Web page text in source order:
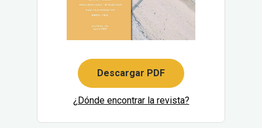
Descargar PDF
¿Dónde encontrar la revista?